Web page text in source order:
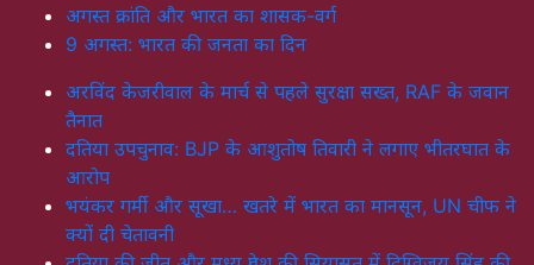
अगस्त क्रांति और भारत का शासक-वर्ग
9 अगस्त: भारत की जनता का दिन
अरविंद केजरीवाल के मार्च से पहले सुरक्षा सख्त, RAF के जवान
तैनात
दतिया उपचुनाव: BJP के आशुतोष तिवारी ने लगाए भीतरघात के
आरोप
भयंकर गर्मी और सूखा… खतरे में भारत का मानसून, UN चीफ ने
क्यों दी चेतावनी